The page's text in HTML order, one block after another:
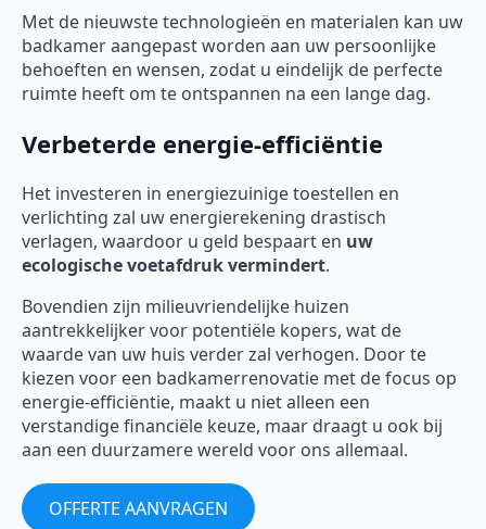
Met de nieuwste technologieën en materialen kan uw
badkamer aangepast worden aan uw persoonlijke
behoeften en wensen, zodat u eindelijk de perfecte
ruimte heeft om te ontspannen na een lange dag.
Verbeterde energie-efficiëntie
Het investeren in energiezuinige toestellen en
verlichting zal uw energierekening drastisch
verlagen, waardoor u geld bespaart en uw
ecologische voetafdruk vermindert.
Bovendien zijn milieuvriendelijke huizen
aantrekkelijker voor potentiële kopers, wat de
waarde van uw huis verder zal verhogen. Door te
kiezen voor een badkamerrenovatie met de focus op
energie-efficiëntie, maakt u niet alleen een
verstandige financiële keuze, maar draagt u ook bij
aan een duurzamere wereld voor ons allemaal.
OFFERTE AANVRAGEN